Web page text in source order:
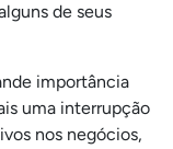
de seus
importância
uma interrupção
nos negócios,